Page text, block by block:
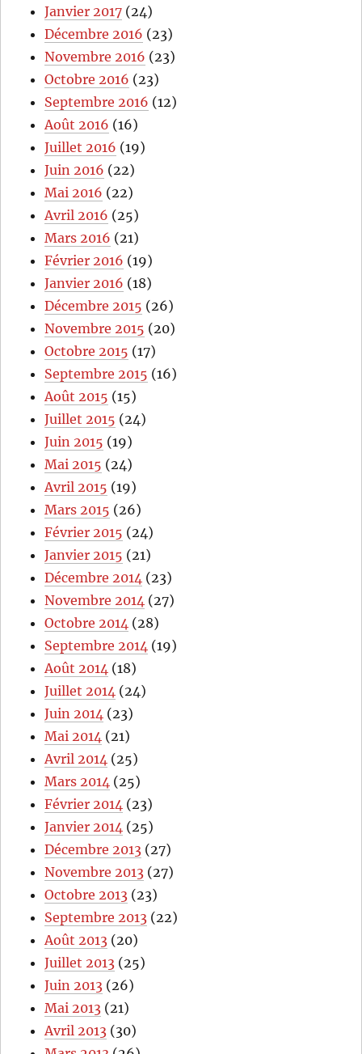
Janvier 2017 (24)
Décembre 2016 (23)
Novembre 2016 (23)
Octobre 2016 (23)
Septembre 2016 (12)
Août 2016 (16)
Juillet 2016 (19)
Juin 2016 (22)
Mai 2016 (22)
Avril 2016 (25)
Mars 2016 (21)
Février 2016 (19)
Janvier 2016 (18)
Décembre 2015 (26)
Novembre 2015 (20)
Octobre 2015 (17)
Septembre 2015 (16)
Août 2015 (15)
Juillet 2015 (24)
Juin 2015 (19)
Mai 2015 (24)
Avril 2015 (19)
Mars 2015 (26)
Février 2015 (24)
Janvier 2015 (21)
Décembre 2014 (23)
Novembre 2014 (27)
Octobre 2014 (28)
Septembre 2014 (19)
Août 2014 (18)
Juillet 2014 (24)
Juin 2014 (23)
Mai 2014 (21)
Avril 2014 (25)
Mars 2014 (25)
Février 2014 (23)
Janvier 2014 (25)
Décembre 2013 (27)
Novembre 2013 (27)
Octobre 2013 (23)
Septembre 2013 (22)
Août 2013 (20)
Juillet 2013 (25)
Juin 2013 (26)
Mai 2013 (21)
Avril 2013 (30)